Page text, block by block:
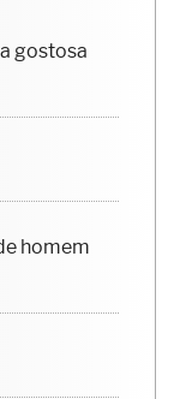
gostosa
homem